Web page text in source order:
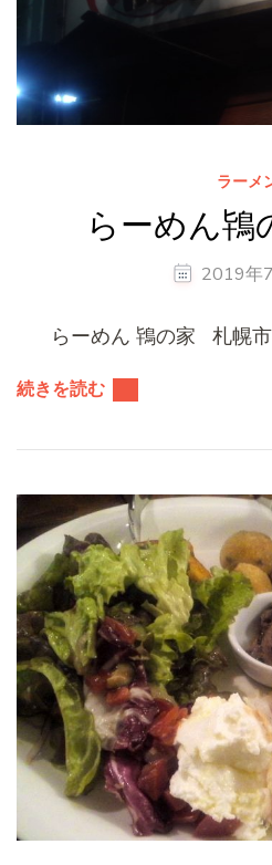
ラーメ
らーめん鴇
2019年
らーめん 鴇の家 札
続きを読む